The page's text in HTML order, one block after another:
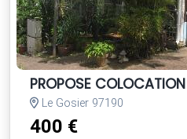
PROPOSE COLOCATION
Le Gosier 97190
400 €